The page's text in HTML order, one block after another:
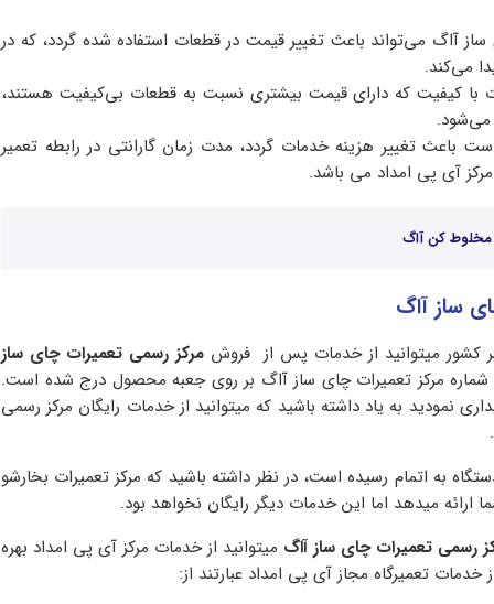
آاگ می‌تواند باعث تغییر قیمت در قطعات استفاده شده گردد، که در
می‌کند.
با کیفیت که دارای قیمت بیشتری نسبت به قطعات بی‌کیفیت هستند،
می‌شود.
باعث تغییر هزینه خدمات گردد، مدت زمان گارانتی در رابطه تعمیر
آی پی امداد می باشد.
مخلوط کن آاگ
ساز آاگ
کشور میتوانید از خدمات پس از فروشمرکز رسمی تعمیرات چای ساز
شماره مرکز تعمیرات چای ساز آاگ بر روی جعبه محصول درج شده است.
نمودید به یاد داشته باشید که میتوانید از خدمات رایگان مرکز رسمی
به اتمام رسیده است، در نظر داشته باشید که مرکز تعمیرات بخارشو
میدهد اما این خدمات دیگر رایگان نخواهد بود.
رسمی تعمیرات چای ساز آاگ میتوانید از خدمات مرکز آی پی امداد بهره
تعمیرگاه مجاز آی پی امداد عبارتند از: